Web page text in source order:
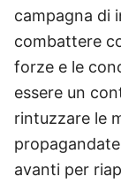
campagna di
combattere
forze e le
essere un
rintuzzare le
avanti per